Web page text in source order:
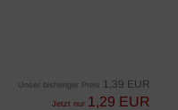
Unser bisheriger Preis 1,39 EUR
Jetzt nur 1,29 EUR